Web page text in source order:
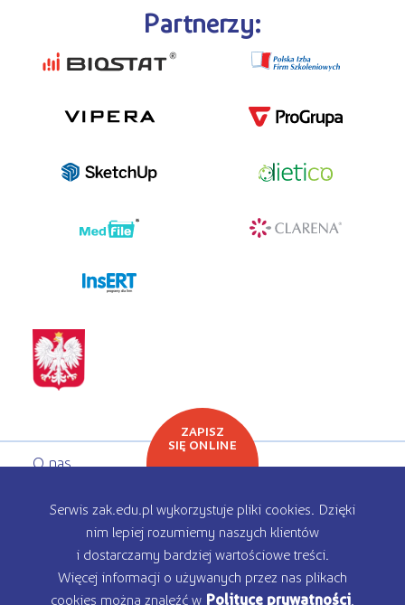
Partnerzy:
programy dla firm
O nas
Oferta edukacyjna
Rekrutacja
Kontakt
ZAPISZ
SIĘ ONLINE
Serwis zak.edu.pl wykorzystuje pliki cookies. Dzięki
nim lepiej rozumiemy naszych klientów
i dostarczamy bardziej wartościowe treści.
Więcej informacji o używanych przez nas plikach
cookies można znaleźć w Polityce prywatności